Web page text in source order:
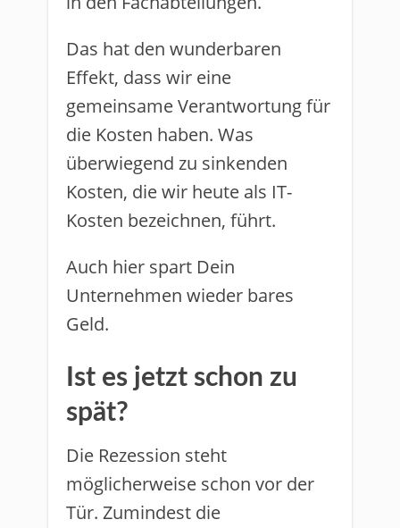
Das hat den wunderbaren
Effekt, dass wir eine
gemeinsame Verantwortung für
die Kosten haben. Was
überwiegend zu sinkenden
Kosten, die wir heute als IT-
Kosten bezeichnen, führt.
Auch hier spart Dein
Unternehmen wieder bares
Geld.
Ist es jetzt schon zu
spät?
Die Rezession steht
möglicherweise schon vor der
Tür. Zumindest die